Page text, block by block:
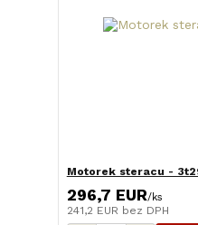
Motorek steracu -
296,7 EUR/ks
241,2 EUR bez DPH